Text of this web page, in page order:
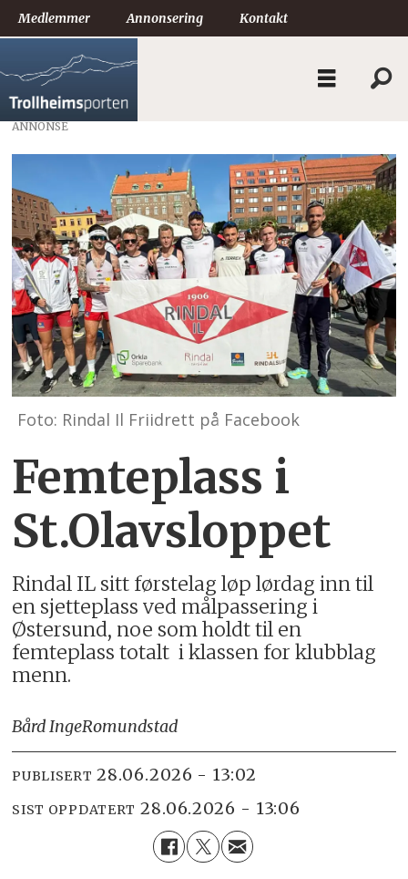
Medlemmer Annonsering Kontakt
ANNONSE
Foto: Rindal Il Friidrett på Facebook
Femteplass i
St.Olavsloppet
Rindal IL sitt førstelag løp lørdag inn til
en sjetteplass ved målpassering i
Østersund, noe som holdt til en
femteplass totalt i klassen for klubblag
menn.
Bård IngeRomundstad
PUBLISERT 28.06.2026 - 13:02
SIST OPPDATERT 28.06.2026 - 13:06